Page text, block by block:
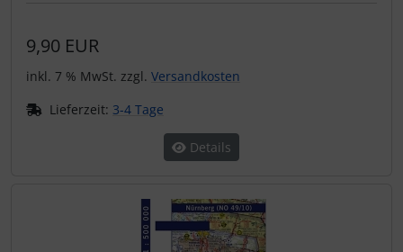
9,90 EUR
inkl. 7 % MwSt. zzgl. Versandkosten
Lieferzeit: 3-4 Tage
Details